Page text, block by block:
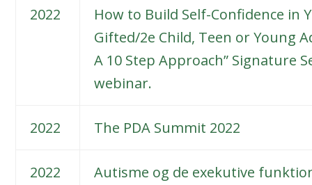
2022
How to Build Self-Confidence in
Gifted/2e Child, Teen or Young
A 10 Step Approach” Signature
webinar.
2022 The PDA Summit 2022
2022
Autisme og de exekutive